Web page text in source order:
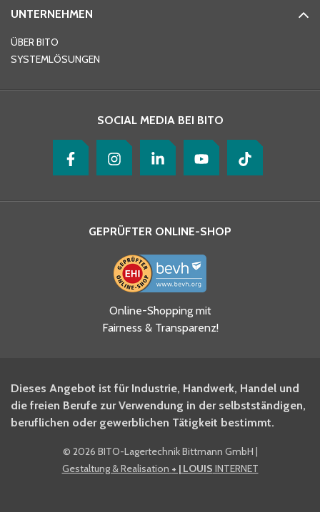
UNTERNEHMEN
ÜBER BITO
SYSTEMLÖSUNGEN
SOCIAL MEDIA BEI BITO
GEPRÜFTER ONLINE-SHOP
Online-Shopping mit
Fairness & Transparenz!
Dieses Angebot ist für Industrie, Handwerk, Handel und
die freien Berufe zur Verwendung in der selbstständigen,
beruflichen oder gewerblichen Tätigkeit bestimmt.
© 2026 BITO-Lagertechnik Bittmann GmbH |
Gestaltung & Realisation + | LOUIS INTERNET